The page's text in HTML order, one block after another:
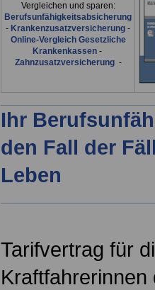
Vergleichen und sparen:
Berufsunfähigkeitsabsicherung
- Krankenzusatzversicherung -
Online-Vergleich Gesetzliche
Krankenkassen-
Zahnzusatzversicherung-
Ihr
den Fall der
Leben
Tarifvertrag für
Kraftfahrerinnen